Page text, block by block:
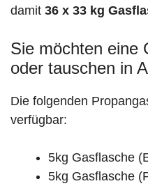
damit 36 x 33 kg
Sie möchten eine
oder tauschen in
Die folgenden
verfügbar:
5kg Gasflasche
5kg Gasflasche